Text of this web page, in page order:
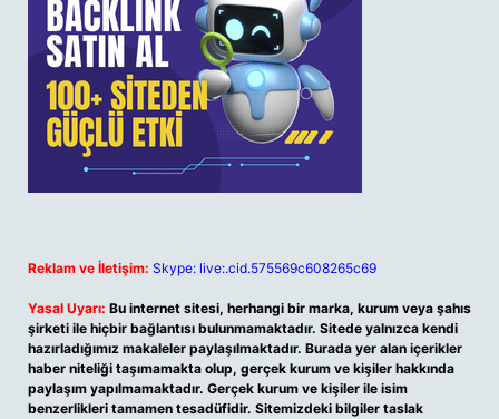
Reklam ve İletişim: Skype: live:.cid.575569c608265c69
Yasal Uyarı: Bu internet sitesi, herhangi bir marka, kurum veya şahıs
şirketi ile hiçbir bağlantısı bulunmamaktadır. Sitede yalnızca kendi
hazırladığımız makaleler paylaşılmaktadır. Burada yer alan içerikler
haber niteliği taşımamakta olup, gerçek kurum ve kişiler hakkında
paylaşım yapılmamaktadır. Gerçek kurum ve kişiler ile isim
benzerlikleri tamamen tesadüfidir. Sitemizdeki bilgiler taslak